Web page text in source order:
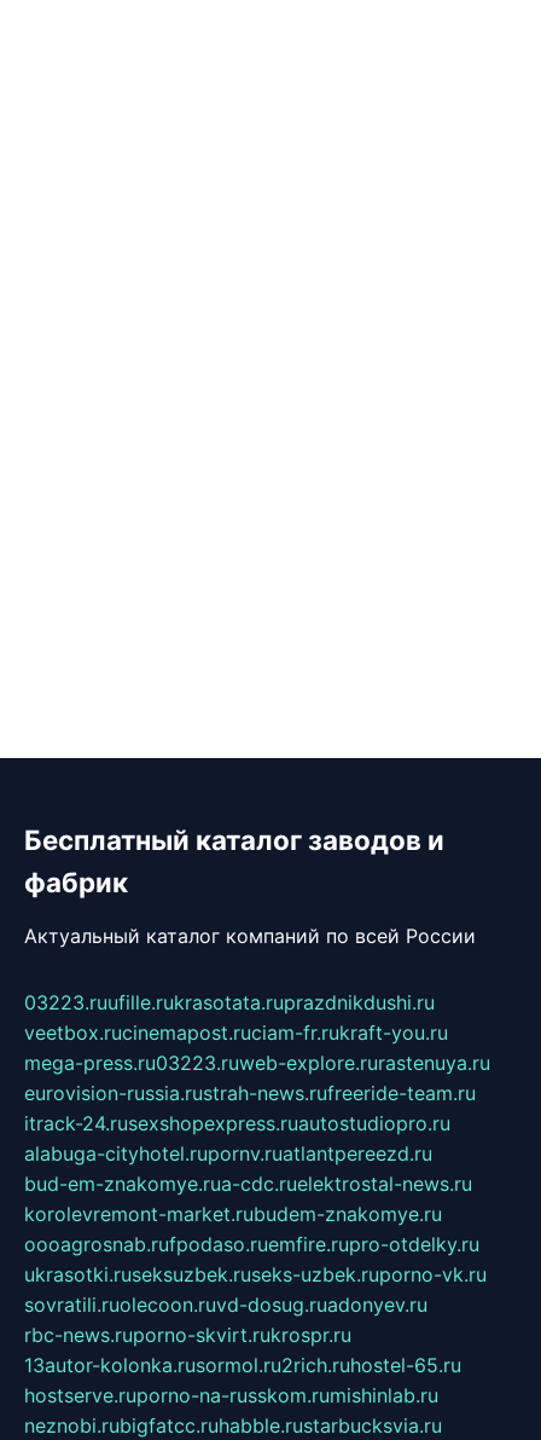
Бесплатный каталог заводов и
фабрик
Актуальный каталог компаний по всей России
03223.ruufille.rukrasotata.ruprazdnikdushi.ru
veetbox.rucinemapost.ruciam-fr.rukraft-you.ru
mega-press.ru03223.ruweb-explore.rurastenuya.ru
eurovision-russia.rustrah-news.rufreeride-team.ru
itrack-24.rusexshopexpress.ruautostudiopro.ru
alabuga-cityhotel.rupornv.ruatlantpereezd.ru
bud-em-znakomye.rua-cdc.ruelektrostal-news.ru
korolevremont-market.rubudem-znakomye.ru
oooagrosnab.rufpodaso.ruemfire.rupro-otdelky.ru
ukrasotki.ruseksuzbek.ruseks-uzbek.ruporno-vk.ru
sovratili.ruolecoon.ruvd-dosug.ruadonyev.ru
rbc-news.ruporno-skvirt.rukrospr.ru
13autor-kolonka.rusormol.ru2rich.ruhostel-65.ru
hostserve.ruporno-na-russkom.rumishinlab.ru
neznobi.rubigfatcc.ruhabble.rustarbucksvia.ru